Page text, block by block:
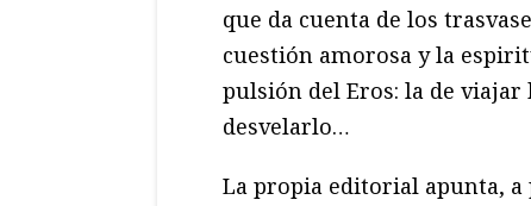
que da cuenta de los
cuestión amorosa y la
pulsión del Eros: la de
desvelarlo…
La propia editorial apunta,